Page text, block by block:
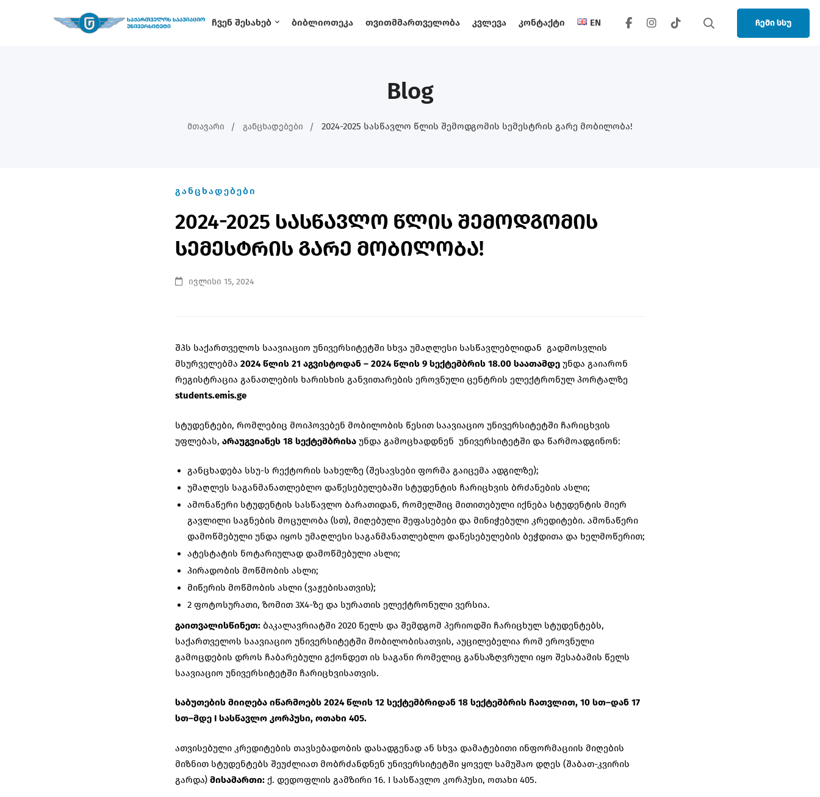
Ჩვენ Შესახებ Ბიბლიოთეკა Თვითმმართველობა Კვლევა Კონტაქტი EN ჩემი სსუ
Blog
Მთავარი Განცხადებები 2024-2025 Სასწავლო Წლის Შემოდგომის Სემესტრის Გარე Მობილობა!
ᲒᲐᲜᲪᲮᲐᲓᲔᲑᲔᲑᲘ
2024-2025 სასწავლო წლის შემოდგომის
სემესტრის გარე მობილობა!
ივლისი 15, 2024
შპს საქართველოს საავიაციო უნივერსიტეტში სხვა უმაღლესი სასწავლებლიდან გადმოსვლის
მსურველებმა 2024 წლის 21 აგვისტოდან – 2024 წლის 9 სექტემბრის 18.00 საათამდე უნდა გაიარონ
რეგისტრაცია განათლების ხარისხის განვითარების ეროვნული ცენტრის ელექტრონულ პორტალზე
students.emis.ge
სტუდენტები, რომლებიც მოიპოვებენ მობილობის წესით საავიაციო უნივერსიტეტში ჩარიცხვის
უფლებას, არაუგვიანეს 18 სექტემბრისა უნდა გამოცხადდნენ უნივერსიტეტში და წარმოადგინონ:
განცხადება სსუ-ს რექტორის სახელზე (შესავსები ფორმა გაიცემა ადგილზე);
უმაღლეს საგანმანათლებლო დაწესებულებაში სტუდენტის ჩარიცხვის ბრძანების ასლი;
ამონაწერი სტუდენტის სასწავლო ბარათიდან, რომელშიც მითითებული იქნება სტუდენტის მიერ
გავლილი საგნების მოცულობა (სთ), მიღებული შეფასებები და მინიჭებული კრედიტები. ამონაწერი
დამოწმებული უნდა იყოს უმაღლესი საგანმანათლებლო დაწესებულების ბეჭდითა და ხელმოწერით;
ატესტატის ნოტარიულად დამოწმებული ასლი;
პირადობის მოწმობის ასლი;
მიწერის მოწმობის ასლი (ვაჟებისათვის);
2 ფოტოსურათი, ზომით 3X4-ზე და სურათის ელექტრონული ვერსია.
გაითვალისწინეთ: ბაკალავრიატში 2020 წელს და შემდგომ პერიოდში ჩარიცხულ სტუდენტებს,
საქართველოს საავიაციო უნივერსიტეტში მობილობისათვის, აუცილებელია რომ ეროვნული
გამოცდების დროს ჩაბარებული გქონდეთ ის საგანი რომელიც განსაზღვრული იყო შესაბამის წელს
საავიაციო უნივერსიტეტში ჩარიცხვისათვის.
საბუთების მიიღება იწარმოებს 2024 წლის 12 სექტემბრიდან 18 სექტემბრის ჩათვლით, 10 სთ–დან 17
სთ–მდე I სასწავლო კორპუსი, ოთახი 405.
ათვისებული კრედიტების თავსებადობის დასადგენად ან სხვა დამატებითი ინფორმაციის მიღების
მიზნით სტუდენტებს შეუძლიათ მობრძანდნენ უნივერსიტეტში ყოველ სამუშაო დღეს (შაბათ-კვირის
გარდა) მისამართი: ქ. დედოფლის გამზირი 16. I სასწავლო კორპუსი, ოთახი 405.